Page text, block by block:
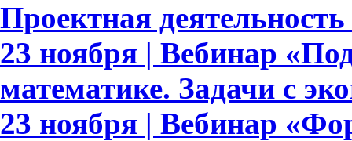
Проектная
23 ноября | Вебинар
математике. Задачи с
23 ноября | Вебинар